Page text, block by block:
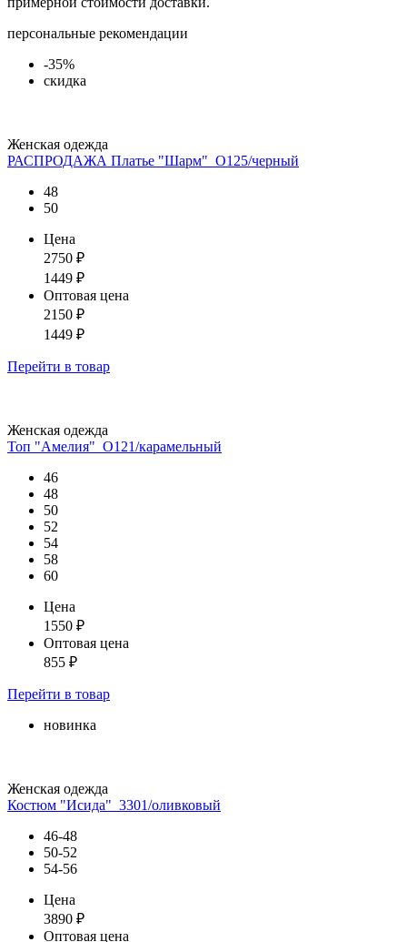
персональные рекомендации
-35%
скидка
Женская одежда
РАСПРОДАЖА Платье "Шарм"_О125/черный
48
50
Цена
2750 ₽
1449 ₽
Оптовая цена
2150 ₽
1449 ₽
Перейти в товар
Женская одежда
Топ "Амелия"_О121/карамельный
46
48
50
52
54
58
60
Цена
1550 ₽
Оптовая цена
855 ₽
Перейти в товар
новинка
Женская одежда
Костюм "Исида"_3301/оливковый
46-48
50-52
54-56
Цена
3890 ₽
Оптовая цена